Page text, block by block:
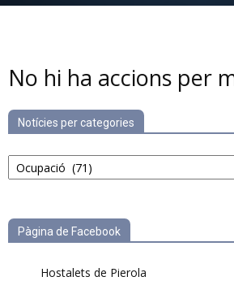
No hi ha accions per
Notícies per categories
Notícies
per
Pàgina de Facebook
Hostalets de Pierola